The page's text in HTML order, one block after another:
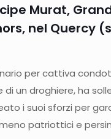
Murat,
nel Quercy
per cattiva
un droghiere, ha
i suoi sforzi per
patriottici e